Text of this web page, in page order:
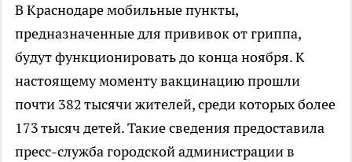
В Краснодаре мобильные пункты,
предназначенные для прививок от гриппа,
будут функционировать до конца ноября. К
настоящему моменту вакцинацию прошли
почти 382 тысячи жителей, среди которых более
173 тысяч детей. Такие сведения предоставила
пресс-служба городской администрации в